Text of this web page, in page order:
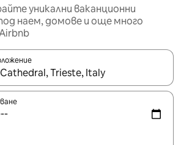
уникални ваканционни
наем, домове и още много
се покажат, използвайте